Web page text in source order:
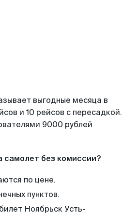
выгодные месяца в
и 10 рейсов с пересадкой.
9000 рублей
самолет без комиссии?
по цене.
пунктов.
Ноябрьск Усть-